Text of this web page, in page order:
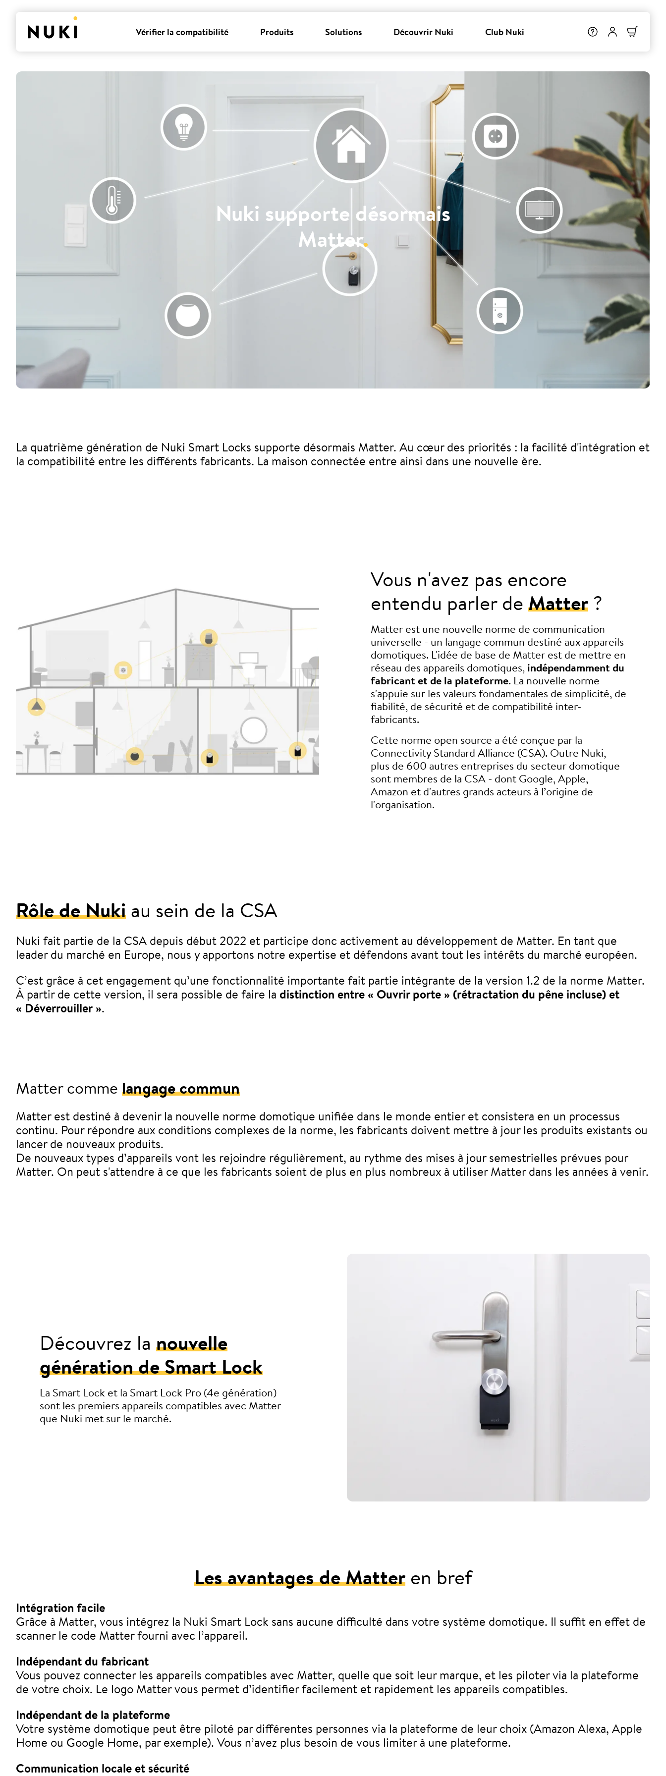
Vérifier la compatibilité Produits Solutions Découvrir Nuki Club Nuki
Nuki supporte désormais
Matter.
La quatrième génération de Nuki Smart Locks supporte désormais Matter. Au cœur des priorités : la facilité d'intégration et
la compatibilité entre les différents fabricants. La maison connectée entre ainsi dans une nouvelle ère.
Vous n'avez pas encore
entendu parler deMatter?
Matter est une nouvelle norme de communication
universelle - un langage commun destiné aux appareils
domotiques. L'idée de base de Matter est de mettre en
réseau des appareils domotiques,indépendamment du
fabricant et de la plateforme. La nouvelle norme
s'appuie sur les valeurs fondamentales de simplicité, de
fiabilité, de sécurité et de compatibilité inter-
fabricants.
Cette norme open source a été conçue par la
Connectivity Standard Alliance (CSA). Outre Nuki,
plus de 600 autres entreprises du secteur domotique
sont membres de la CSA - dont Google, Apple,
Amazon et d'autres grands acteurs à l’origine de
l'organisation.
Rôle de Nukiau sein de la CSA
Nuki fait partie de la CSA depuis début 2022 et participe donc activement au développement de Matter. En tant que
leader du marché en Europe, nous y apportons notre expertise et défendons avant tout les intérêts du marché européen.
C’est grâce à cet engagement qu’une fonctionnalité importante fait partie intégrante de la version 1.2 de la norme Matter.
À partir de cette version, il sera possible de faire la distinction entre « Ouvrir porte » (rétractation du pêne incluse) et
« Déverrouiller ».
Matter commelangage commun
Matter est destiné à devenir la nouvelle norme domotique unifiée dans le monde entier et consistera en un processus
continu. Pour répondre aux conditions complexes de la norme, les fabricants doivent mettre à jour les produits existants ou
lancer de nouveaux produits.
De nouveaux types d’appareils vont les rejoindre régulièrement, au rythme des mises à jour semestrielles prévues pour
Matter. On peut s'attendre à ce que les fabricants soient de plus en plus nombreux à utiliser Matter dans les années à venir.
Découvrez la nouvelle
génération de Smart Lock
La Smart Lock et la Smart Lock Pro (4e génération)
sont les premiers appareils compatibles avec Matter
que Nuki met sur le marché.
Les avantages de Matteren bref
Intégration facile
Grâce à Matter, vous intégrez la Nuki Smart Lock sans aucune difficulté dans votre système domotique. Il suffit en effet de
scanner le code Matter fourni avec l’appareil.
Indépendant du fabricant
Vous pouvez connecter les appareils compatibles avec Matter, quelle que soit leur marque, et les piloter via la plateforme
de votre choix. Le logo Matter vous permet d’identifier facilement et rapidement les appareils compatibles.
Indépendant de la plateforme
Votre système domotique peut être piloté par différentes personnes via la plateforme de leur choix (Amazon Alexa, Apple
Home ou Google Home, par exemple). Vous n’avez plus besoin de vous limiter à une plateforme.
Communication locale et sécurité